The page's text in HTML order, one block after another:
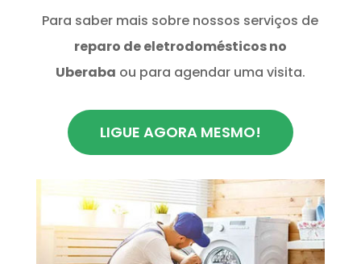
Para saber mais sobre nossos serviços de
reparo de eletrodomésticos no
Uberaba ou para agendar uma visita.
LIGUE AGORA MESMO!